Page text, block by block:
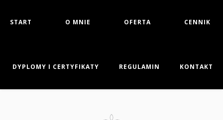
START O MNIE OFERTA CENNIK
DYPLOMY I CERTYFIKATY REGULAMIN KONTAKT